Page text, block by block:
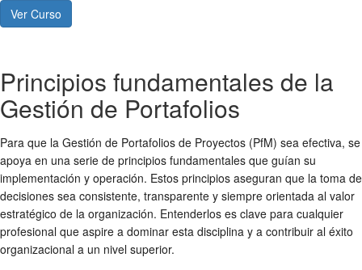
Ver Curso
Principios fundamentales de la
Gestión de Portafolios
Para que la Gestión de Portafolios de Proyectos (PfM) sea efectiva, se
apoya en una serie de principios fundamentales que guían su
implementación y operación. Estos principios aseguran que la toma de
decisiones sea consistente, transparente y siempre orientada al valor
estratégico de la organización. Entenderlos es clave para cualquier
profesional que aspire a dominar esta disciplina y a contribuir al éxito
organizacional a un nivel superior.